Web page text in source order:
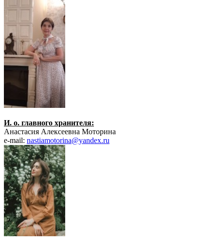
И. о. главного хранителя:
Анастасия Алексеевна Моторина
e-mail: nastiamotorina@yandex.ru